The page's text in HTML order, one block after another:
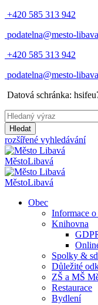
+420 585 313 942
podatelna@mesto-
+420 585 313 942
podatelna@mesto-
Datová schránka:
Hledat
rozšířené vyhledávání
MěstoLibavá
MěstoLibavá
Obec
Informace o
Knihovna
Spolky &
Důležité
ZŠ a MŠ
Restaurace
Bydlení